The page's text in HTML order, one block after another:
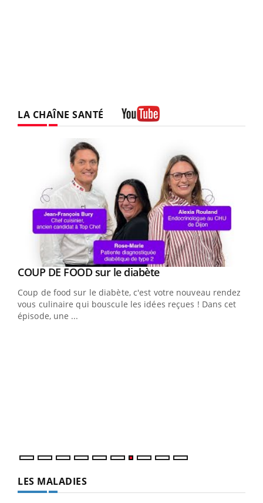
LA CHAÎNE SANTÉ
Youtube
COUP DE FOOD sur le diabèteYoutube
Coup de food sur le diabète, c'est votre nouveau rendez-
vous culinaire qui bouscule les idées reçues ! Dans cet
épisode, une ...
LES MALADIES